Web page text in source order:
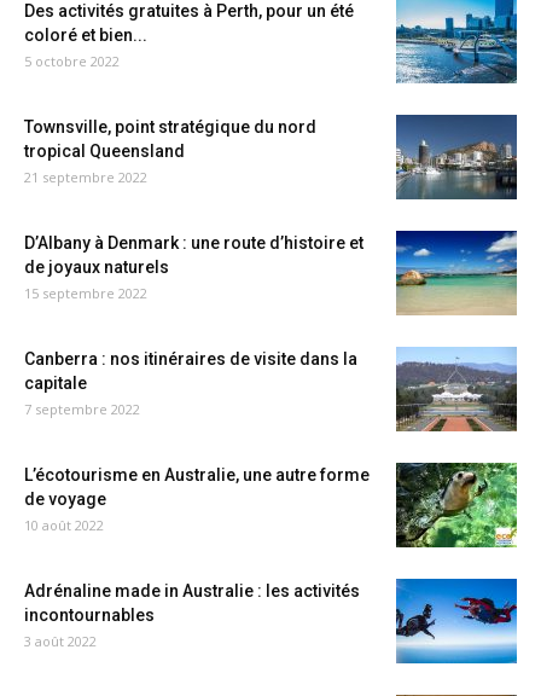
Des activités gratuites à Perth, pour un été
coloré et bien...
5 octobre 2022
Townsville, point stratégique du nord
tropical Queensland
21 septembre 2022
D’Albany à Denmark : une route d’histoire et
de joyaux naturels
15 septembre 2022
Canberra : nos itinéraires de visite dans la
capitale
7 septembre 2022
L’écotourisme en Australie, une autre forme
de voyage
10 août 2022
Adrénaline made in Australie : les activités
incontournables
3 août 2022